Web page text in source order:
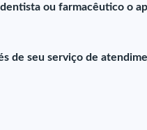
ou farmacêutico o
de seu serviço de